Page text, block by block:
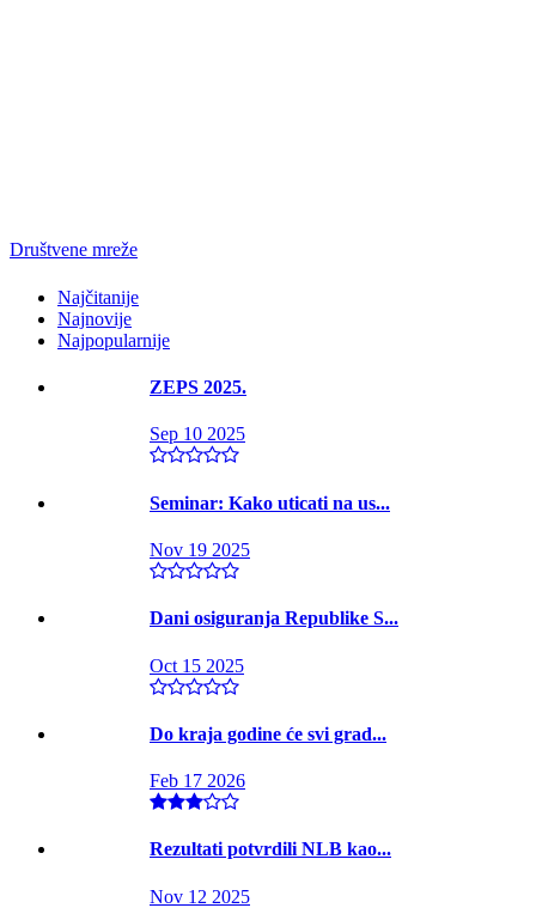
Društvene mreže
Najčitanije
Najnovije
Najpopularnije
ZEPS 2025.
Sep 10 2025
Seminar: Kako uticati na us...
Nov 19 2025
Dani osiguranja Republike S...
Oct 15 2025
Do kraja godine će svi grad...
Feb 17 2026
Rezultati potvrdili NLB kao...
Nov 12 2025